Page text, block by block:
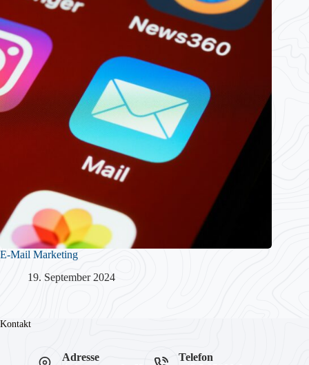
E-Mail Marketing
19. September 2024
Kontakt
Adresse
Telefon